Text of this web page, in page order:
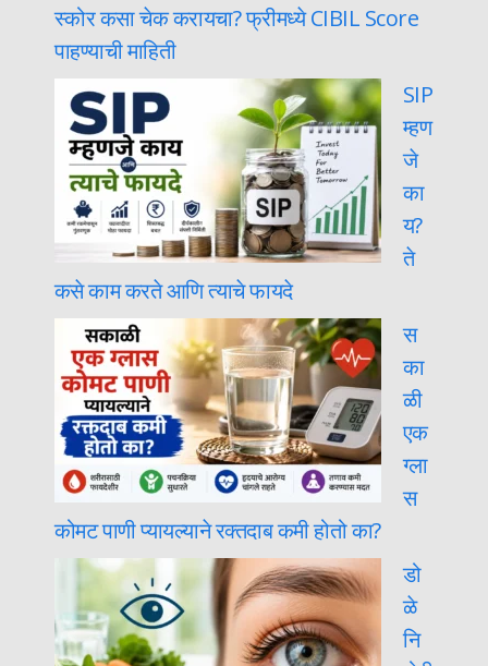
स्कोर कसा चेक करायचा? फ्रीमध्ये CIBIL Score
पाहण्याची माहिती
SIP
म्हण
जे
का
य?
ते
कसे काम करते आणि त्याचे फायदे
स
का
ळी
एक
ग्ला
स
कोमट पाणी प्यायल्याने रक्तदाब कमी होतो का?
डो
ळे
नि